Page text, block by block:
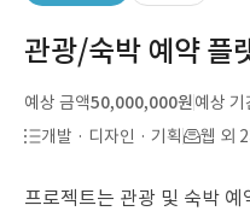
관광/숙박 예약 플
예상 금액50,000,000원예상 기
개발 · 디자인 · 기획
웹 외
프로젝트는 관광 및 숙박